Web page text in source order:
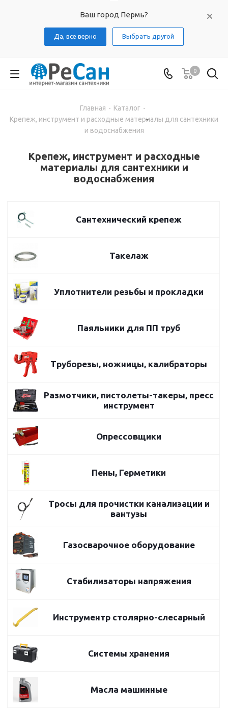
Ваш город Пермь?
Да, все верно Выбрать другой
0
Главная - Каталог -
Крепеж, инструмент и расходные материалы для сантехники
и водоснабжения
Крепеж, инструмент и расходные
материалы для сантехники и
водоснабжения
Сантехнический крепеж
Такелаж
Уплотнители резьбы и прокладки
Паяльники для ПП труб
Труборезы, ножницы, калибраторы
Размотчики, пистолеты-такеры, пресс
инструмент
Опрессовщики
Пены, Герметики
Тросы для прочистки канализации и
вантузы
Газосварочное оборудование
Стабилизаторы напряжения
Инструментр столярно-слесарный
Системы хранения
Масла машинные